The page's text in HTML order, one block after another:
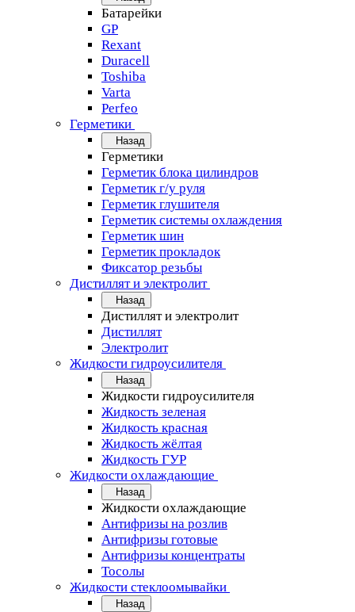
Батарейки
GP
Rexant
Duracell
Toshiba
Varta
Perfeo
Герметики
Назад
Герметики
Герметик блока цилиндров
Герметик г/у руля
Герметик глушителя
Герметик системы охлаждения
Герметик шин
Герметик прокладок
Фиксатор резьбы
Дистиллят и электролит
Назад
Дистиллят и электролит
Дистиллят
Электролит
Жидкости гидроусилителя
Назад
Жидкости гидроусилителя
Жидкость зеленая
Жидкость красная
Жидкость жёлтая
Жидкость ГУР
Жидкости охлаждающие
Назад
Жидкости охлаждающие
Антифризы на розлив
Антифризы готовые
Антифризы концентраты
Тосолы
Жидкости стеклоомывайки
Назад